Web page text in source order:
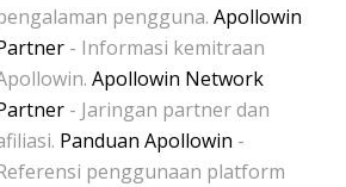
pengguna. Apollowin
- Informasi kemitraan
Apollowin Network
- Jaringan partner dan
Panduan Apollowin -
penggunaan platform